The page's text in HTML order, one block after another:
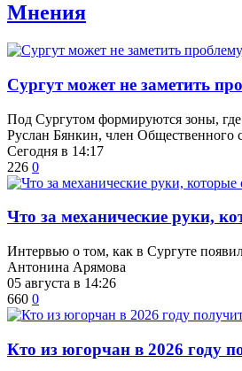
Мнения
Сургут может не заметить
Под Сургутом формируются зоны,
Руслан Бянкин, член Общественного
Сегодня в 14:17
226 0
​Что за механические руки,
Интервью о том, как в Сургуте
Антонина Арямова
05 августа в 14:26
660 0
Кто из югорчан в 2026 году